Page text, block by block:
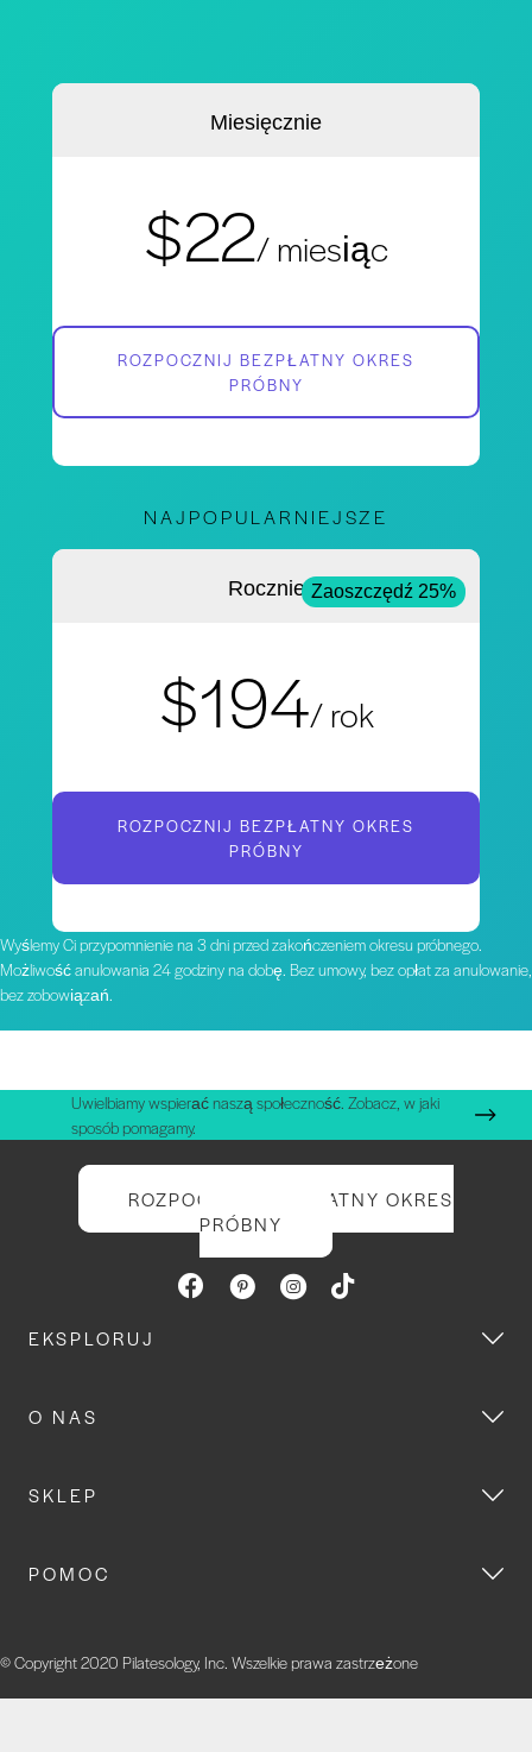
Miesięcznie
$22/ miesiąc
ROZPOCZNIJ BEZPŁATNY OKRES
PRÓBNY
NAJPOPULARNIEJSZE
Rocznie Zaoszczędź 25%
$194/ rok
ROZPOCZNIJ BEZPŁATNY OKRES
PRÓBNY
Wyślemy Ci przypomnienie na 3 dni przed zakończeniem okresu próbnego.
Możliwość anulowania 24 godziny na dobę. Bez umowy, bez opłat za anulowanie,
bez zobowiązań.
Uwielbiamy wspierać naszą społeczność. Zobacz, w jaki
sposób pomagamy.
ROZPOCZNIJ BEZPŁATNY OKRES
PRÓBNY
EKSPLORUJ
O NAS
SKLEP
POMOC
© Copyright 2020 Pilatesology, Inc. Wszelkie prawa zastrzeżone